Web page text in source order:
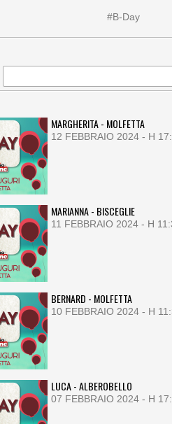
#B-Day
MARGHERITA - MOLFETTA
12 FEBBRAIO 2024 - H
MARIANNA - BISCEGLIE
11 FEBBRAIO 2024 - H
BERNARD - MOLFETTA
10 FEBBRAIO 2024 - H
LUCA - ALBEROBELLO
07 FEBBRAIO 2024 - H